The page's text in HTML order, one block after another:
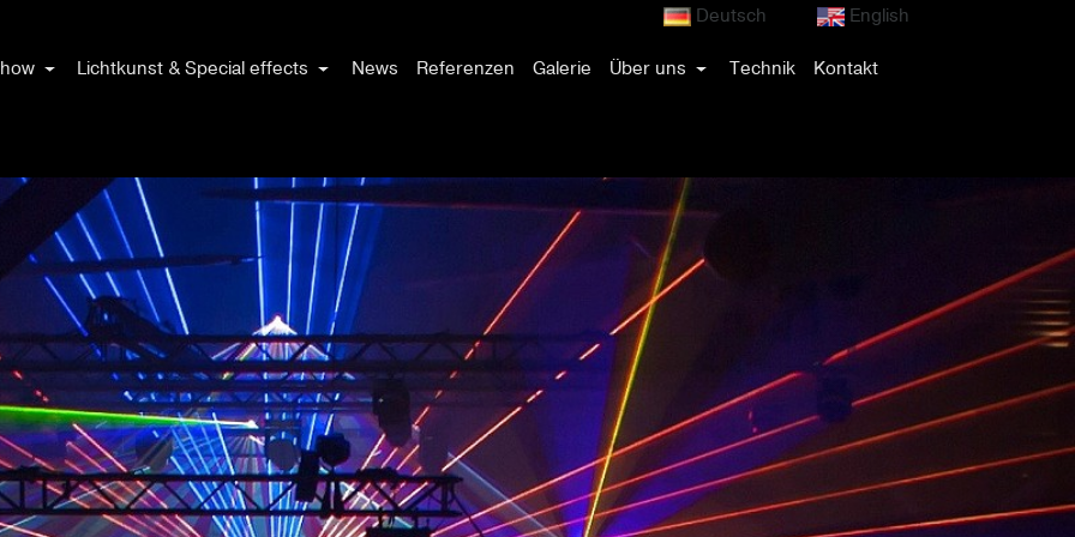
Deutsch English
Lichtkunst & Special effects News Referenzen Galerie Über uns Technik Kontakt